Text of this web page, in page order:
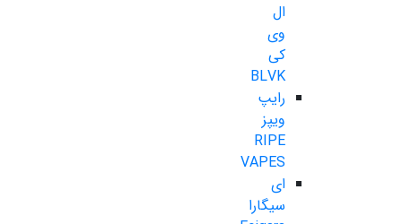
ال
وی
کی
BLVK
رایپ
ویپز
RIPE
VAPES
ای
سیگارا